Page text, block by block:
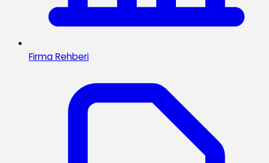
Firma Rehberi